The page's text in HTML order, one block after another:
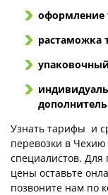
оформление
растаможка
Узнать тарифы и
перевозки в
специалистов. Для
цены оставьте
позвоните нам по